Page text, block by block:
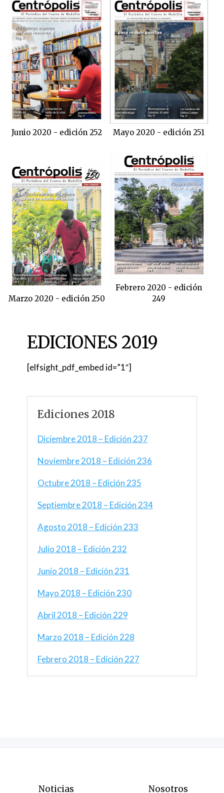
Junio 2020 - edición 252 Mayo 2020 - edición 251
Marzo 2020 - edición 250
Febrero 2020 - edición
249
EDICIONES 2019
[elfsight_pdf_embed id=”1″]
Ediciones 2018
Diciembre 2018 – Edición 237
Noviembre 2018 – Edición 236
Octubre 2018 – Edición 235
Septiembre 2018 – Edición 234
Agosto 2018 – Edición 233
Julio 2018 – Edición 232
Junio 2018 – Edición 231
Mayo 2018 – Edición 230
Abril 2018 – Edición 229
Marzo 2018 – Edición 228
Febrero 2018 – Edición 227
Noticias Nosotros